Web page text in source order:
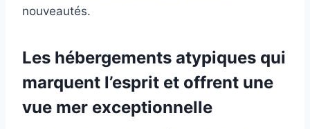
nouveautés.
Les hébergements atypiques qui
marquent l’esprit et offrent une
vue mer exceptionnelle